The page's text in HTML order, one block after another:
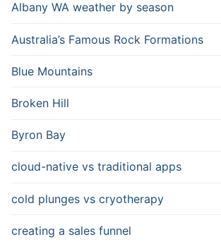
Albany WA weather by season
Australia’s Famous Rock Formations
Blue Mountains
Broken Hill
Byron Bay
cloud-native vs traditional apps
cold plunges vs cryotherapy
creating a sales funnel